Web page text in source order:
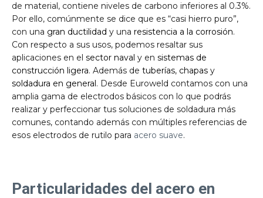
de material, contiene niveles de carbono inferiores al 0.3%.
Por ello, comúnmente se dice que es “casi hierro puro”,
con una gran ductilidad y una resistencia a la corrosión.
Con respecto a sus usos, podemos resaltar sus
aplicaciones en el sector naval y en sistemas de
construcción ligera. Además de tuberías, chapas y
soldadura en general. Desde Euroweld contamos con una
amplia gama de electrodos básicos con lo que podrás
realizar y perfeccionar tus soluciones de soldadura más
comunes, contando además con múltiples referencias de
esos electrodos de rutilo para acero suave.
Particularidades del acero en